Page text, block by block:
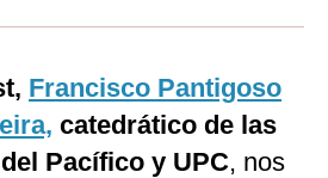
Francisco Pantigoso
catedrático de las
Pacífico y UPC, nos